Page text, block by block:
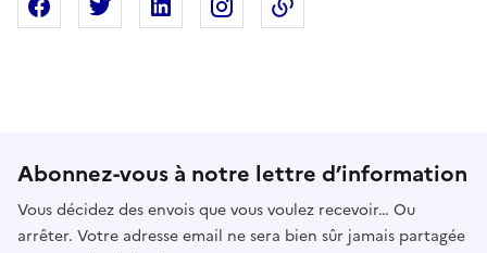
Partager sur Facebook
Partager sur XPartager sur Linkedin
Partager sur Instagram
Abonnez-vous à notre lettre d’information
Vous décidez des envois que vous voulez recevoir… Ou
arrêter. Votre adresse email ne sera bien sûr jamais partagée